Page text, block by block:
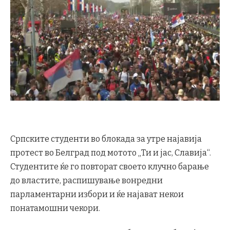
Српските студенти во блокада за утре најавија
протест во Белград под мотото „Ти и јас, Славија“.
Студентите ќе го повторат своето клучно барање
до властите, распишување вонредни
парламентарни избори и ќе најават некои
понатамошни чекори.